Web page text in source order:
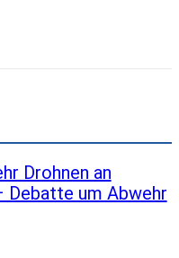
Drohnen an
Debatte um Abwehr